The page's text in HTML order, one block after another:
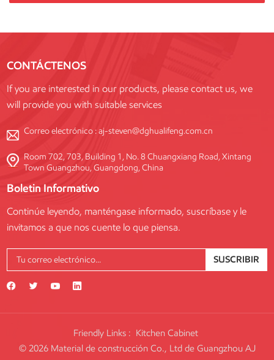
CONTÁCTENOS
If you are interested in our products, please contact us, we
will provide you with suitable services
Correo electrónico :aj-steven@dghualifeng.com.cn
Room 702, 703, Building 1, No. 8 Chuangxiang Road, Xintang
Town Guangzhou, Guangdong, China
Boletin Informativo
Continúe leyendo, manténgase informado, suscríbase y le
invitamos a que nos cuente lo que piensa.
SUSCRIBIR
Friendly Links : Kitchen Cabinet
© 2026 Material de construcción Co., Ltd de Guangzhou AJ